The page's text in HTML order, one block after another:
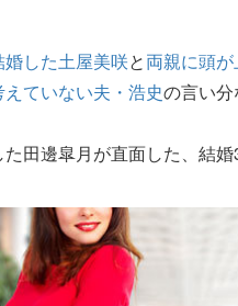
した土屋美咲と両親に頭
ていない夫・浩史の言い分
田邊皐月が直面した、結婚